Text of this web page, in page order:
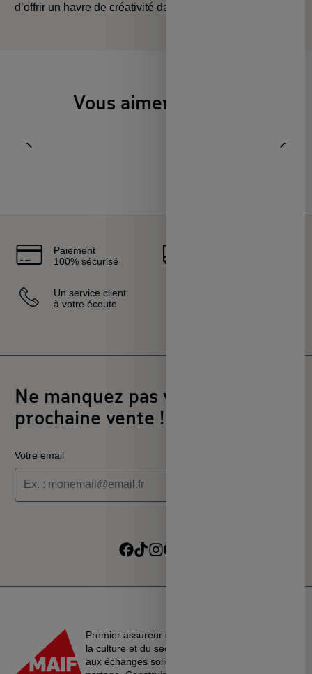
d’offrir un havre de créativité dans la Ville Lumière.
Vous aimerez aussi
Aller à l'élément précédent
Paiement
100% sécurisé
Un service client
à votre écoute
Ne manquez pas votre
prochaine vente !
Votre email
Je souhaite recevoir les alertes des ventes découvertes du
Premier assureur du monde de l’éducation, de
la culture et du secteur associatif, La MAIF croit
aux échanges solidaires, à l’entraide et au